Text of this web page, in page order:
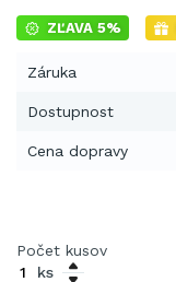
ZĽAVA 5%
Záruka
Dostupnost
Cena dopravy
Počet kusov
ks